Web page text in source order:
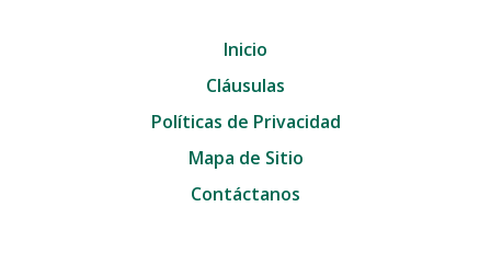
Inicio
Cláusulas
Políticas de Privacidad
Mapa de Sitio
Contáctanos